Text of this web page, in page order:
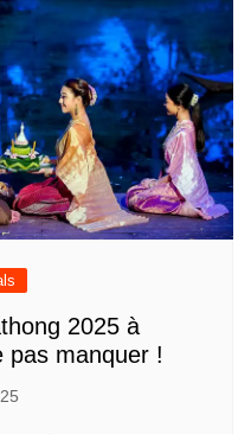
2025 à
pas manquer !